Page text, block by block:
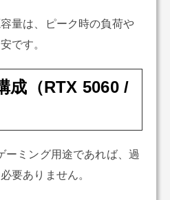
量は、ピーク時の負荷や
です。
成（RTX 5060 /
ーミング用途であれば、過
要ありません。